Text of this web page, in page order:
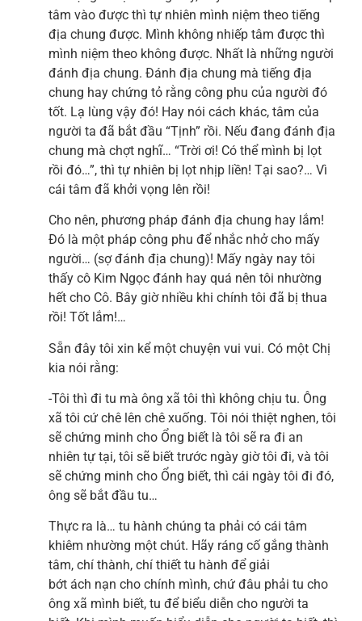
tâm vào được thì tự nhiên mình niệm theo tiếng
địa chung được. Mình không nhiếp tâm được thì
mình niệm theo không được. Nhất là những người
đánh địa chung. Đánh địa chung mà tiếng địa
chung hay chứng tỏ rằng công phu của người đó
tốt. Lạ lùng vậy đó! Hay nói cách khác, tâm của
người ta đã bắt đầu “Tịnh” rồi. Nếu đang đánh địa
chung mà chợt nghĩ… “Trời ơi! Có thể mình bị lọt
rồi đó…”, thì tự nhiên bị lọt nhịp liền! Tại sao?… Vì
cái tâm đã khởi vọng lên rồi!
Cho nên, phương pháp đánh địa chung hay lắm!
Đó là một pháp công phu để nhắc nhở cho mấy
người… (sợ đánh địa chung)! Mấy ngày nay tôi
thấy cô Kim Ngọc đánh hay quá nên tôi nhường
hết cho Cô. Bây giờ nhiều khi chính tôi đã bị thua
rồi! Tốt lắm!…
Sẵn đây tôi xin kể một chuyện vui vui. Có một Chị
kia nói rằng:
-Tôi thì đi tu mà ông xã tôi thì không chịu tu. Ông
xã tôi cứ chê lên chê xuống. Tôi nói thiệt nghen, tôi
sẽ chứng minh cho Ổng biết là tôi sẽ ra đi an
nhiên tự tại, tôi sẽ biết trước ngày giờ tôi đi, và tôi
sẽ chứng minh cho Ổng biết, thì cái ngày tôi đi đó,
ông sẽ bắt đầu tu…
Thực ra là… tu hành chúng ta phải có cái tâm
khiêm nhường một chút. Hãy ráng cố gắng thành
tâm, chí thành, chí thiết tu hành để giải
bớt ách nạn cho chính mình, chứ đâu phải tu cho
ông xã mình biết, tu để biểu diễn cho người ta